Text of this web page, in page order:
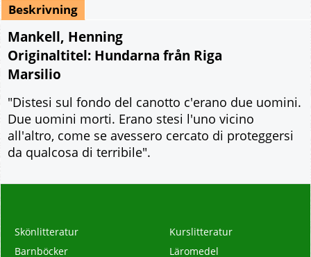
Beskrivning
Mankell, Henning
Originaltitel: Hundarna från Riga
Marsilio
"Distesi sul fondo del canotto c'erano due uomini.
Due uomini morti. Erano stesi l'uno vicino
all'altro, come se avessero cercato di proteggersi
da qualcosa di terribile".
Skönlitteratur
Barnböcker
Kurslitteratur
Läromedel